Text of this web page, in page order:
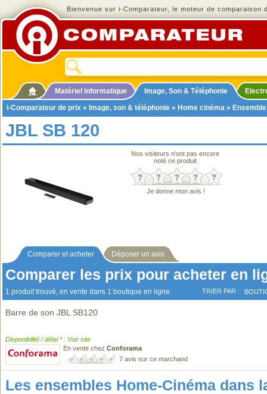
Bienvenue sur i-Comparateur, le moteur de comparaison
Matériel informatique Image, Son & Téléphonie
i-Comparateur de prix » Image, son & téléphonie » Home cinéma »
JBL SB 120
Nos visiteurs n'ont pas encore
noté ce produit
Je donne mon avis !
Comparer et acheter Déposer un avis
Comparer les prix pour acheter en
1 produit trouvé, en vente dans 1 boutique en ligne. TRIER PAR :
Barre de son JBL SB120
Disponibilité / délai * : Voir site
En vente chez Conforama
7 avis sur ce marchand
Les ensembles Home-Cinéma dans